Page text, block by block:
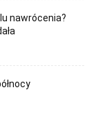
nawrócenia?